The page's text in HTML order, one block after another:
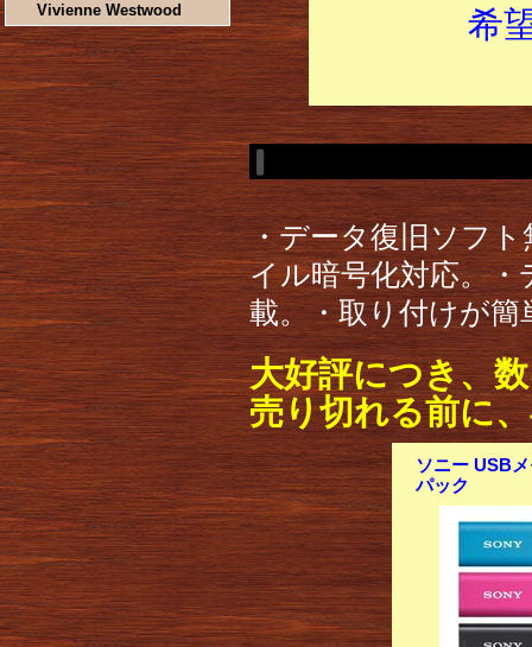
Vivienne Westwood
希
・データ復旧ソフ
イル暗号化対応。
載。・取り付けが
大好評につき、
売り切れる前に
ソニー USB
パック